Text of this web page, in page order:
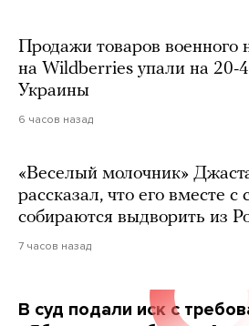
Продажи товаров военного
на Wildberries упали на 20-
Украины
6 часов назад
«Веселый молочник»
рассказал, что его вместе с
собираются выдворить из
7 часов назад
В суд подали иск с